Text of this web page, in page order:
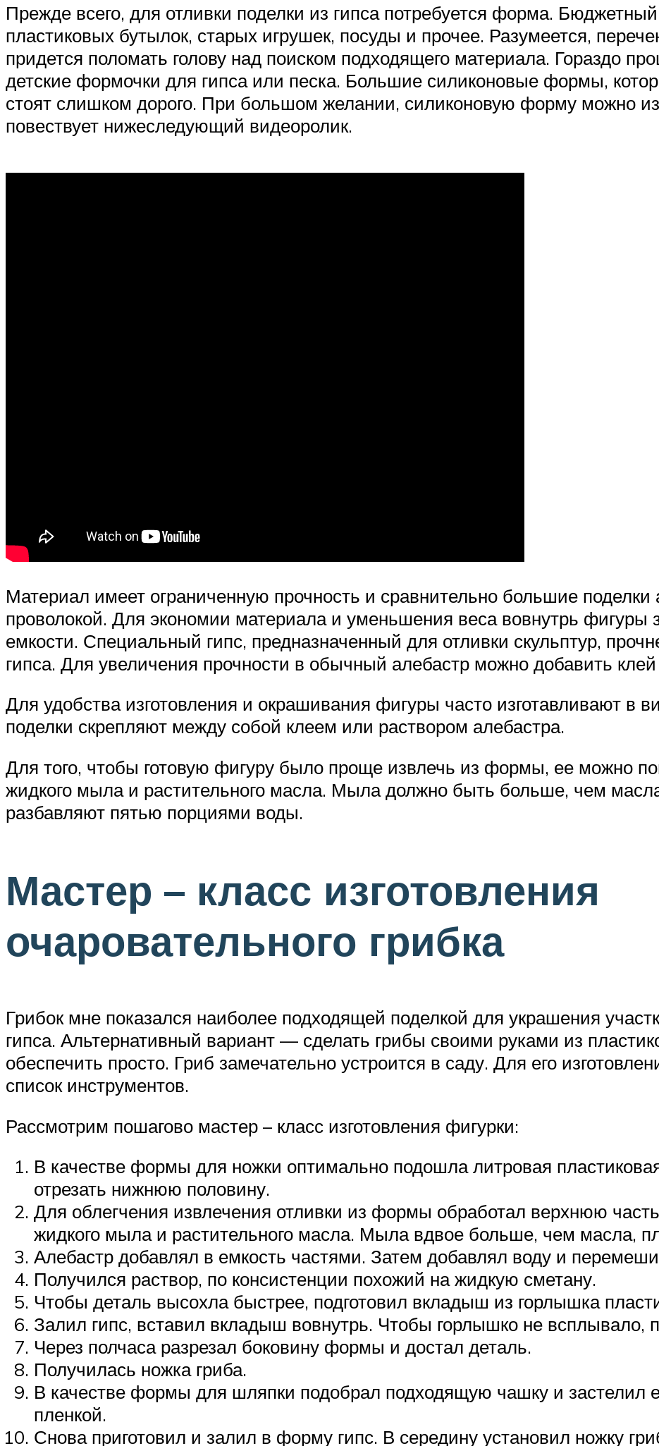
Прежде всего, для отливки поделки из гипса потребуется форма.
пластиковых бутылок, старых игрушек, посуды и прочее. Разумеется,
придется поломать голову над поиском подходящего материала. Гораздо
детские формочки для гипса или песка. Большие силиконовые формы,
стоят слишком дорого. При большом желании, силиконовую форму можно
повествует нижеследующий видеоролик.
Материал имеет ограниченную прочность и сравнительно большие поделки
проволокой. Для экономии материала и уменьшения веса вовнутрь фигуры
емкости. Специальный гипс, предназначенный для отливки скульптур,
гипса. Для увеличения прочности в обычный алебастр можно добавить
Для удобства изготовления и окрашивания фигуры часто изготавливают в
поделки скрепляют между собой клеем или раствором алебастра.
Для того, чтобы готовую фигуру было проще извлечь из формы, ее можно
жидкого мыла и растительного масла. Мыла должно быть больше, чем
разбавляют пятью порциями воды.
Мастер – класс изготовления
очаровательного грибка
Грибок мне показался наиболее подходящей поделкой для украшения
гипса. Альтернативный вариант — сделать грибы своими руками из
обеспечить просто. Гриб замечательно устроится в саду. Для его
список инструментов.
Рассмотрим пошагово мастер – класс изготовления фигурки:
В качестве формы для ножки оптимально подошла литровая
отрезать нижнюю половину.
Для облегчения извлечения отливки из формы обработал верхнюю
жидкого мыла и растительного масла. Мыла вдвое больше, чем масла,
Алебастр добавлял в емкость частями. Затем добавлял воду и
Получился раствор, по консистенции похожий на жидкую сметану.
Чтобы деталь высохла быстрее, подготовил вкладыш из горлышка
Залил гипс, вставил вкладыш вовнутрь. Чтобы горлышко не всплывало,
Через полчаса разрезал боковину формы и достал деталь.
Получилась ножка гриба.
В качестве формы для шляпки подобрал подходящую чашку и застелил
пленкой.
Снова приготовил и залил в форму гипс. В середину установил ножку